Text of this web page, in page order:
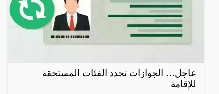
عاجل… الجوازات تحدد الفئات المستحقة
للإقامة